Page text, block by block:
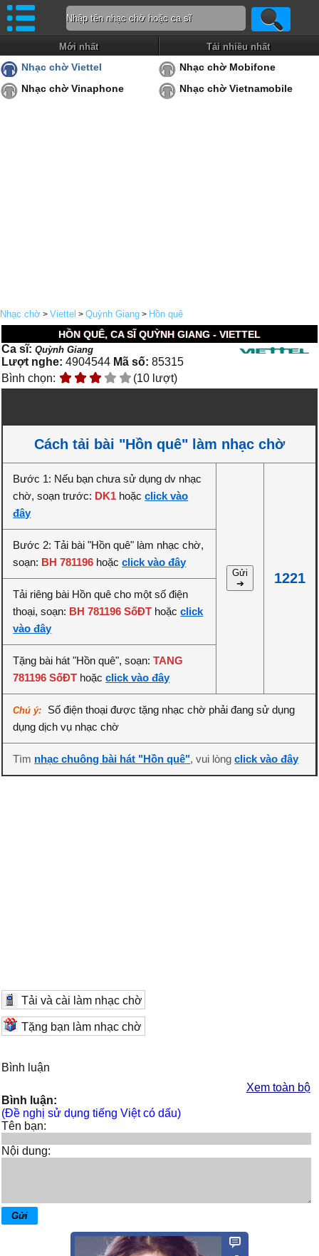
Mới nhất Tải nhiều nhất
Nhạc chờ Viettel
Nhạc chờ Mobifone
Nhạc chờ Vinaphone
Nhạc chờ Vietnamobile
Nhạc chờ > Viettel > Quỳnh Giang > Hồn quê
HỒN QUÊ, CA SĨ QUỲNH GIANG - VIETTEL
Ca sĩ:Quỳnh Giang
Lượt nghe: 4904544 Mã số: 85315
Bình chọn:
(10 lượt)
Cách tải bài "Hồn quê" làm nhạc chờ
Bước 1: Nếu bạn chưa sử dụng dv nhạc
chờ, soạn trước: DK1 hoặcclick vào
đây
Gửi
➔
1221
Bước 2: Tải bài "Hồn quê" làm nhạc chờ,
soạn: BH 781196 hoặcclick vào đây
Tải riêng bài Hồn quê cho một số điện
thoại, soạn: BH 781196 SốĐT hoặcclick
vào đây
Tặng bài hát "Hồn quê", soạn:TANG
781196 SốĐT hoặcclick vào đây
Chú ý:
Số điện thoại được tặng nhạc chờ phải đang sử dụng
dụng dịch vụ nhạc chờ
Tìm nhạc chuông bài hát "Hồn quê", vui lòngclick vào đây
Tải và cài làm nhạc chờ
Tặng bạn làm nhạc chờ
Bình luận
Xem toàn bộ
Bình luận:
(Đề nghị sử dụng tiếng Việt có dấu)
Tên bạn:
Nội dung: